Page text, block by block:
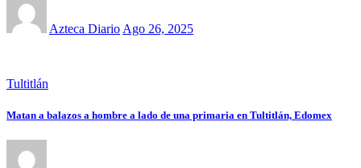
Azteca Diario Ago 26, 2025
Tultitlán
Matan a balazos a hombre a lado de una primaria en Tultitlán, Edomex